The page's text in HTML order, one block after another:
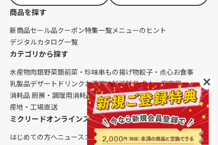
商品を探す
新商品セール品クーポン特集一覧メニューのヒント
デジタルカタログ一覧
カテゴリから探す
水産物肉類野菜類前菜・珍味串もの揚げ物餃子・点心お食事
乳製品デザート ドリンク お酒調味料消耗品 卓上・客席用
消耗品 厨房・調理用消耗品 クレンリネス生鮮品（配送便限定）
産地・工場直送
ミクリードオンラインストアについて
はじめての方へニュースコラムご利用ガイド会社概要